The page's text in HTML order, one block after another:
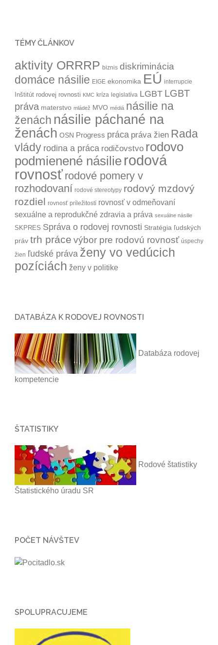
TÉMY ČLÁNKOV
aktivity ORRRP biznis diskriminácia
domáce násilie EIGE ekonomika EÚ interrupcie
Inštitút rodovej rovnosti KMC kríza legislatíva LGBT LGBT
práva materstvo mládež MVO médiá násilie na
ženách násilie páchané na
ženách OSN Progress práca práva žien Rada
vlády rodina a práca rodičovstvo rodovo
podmienené násilie rodová
rovnosť rodové pomery v
rozhodovaní rodové stereotypy rodový mzdový
rozdiel rovnosť príležitostí rovnosť v odmeňovaní
sexuálne a reprodukčné zdravia a práva sexuálne násilie
SKPRES Správa o rodovej rovnosti Stratégia ľudských
práv trh práce výbor pre rodovú rovnosť úspechy
žien ľudské práva ženy vo vedúcich
pozíciách ženy v politike
DATABÁZA K RODOVEJ ROVNOSTI
Databáza rodovej
kompetencie
ŠTATISTIKY
Rodové štatistiky
Štatistického úradu SR
POČET NÁVŠTEV
SPOLUPRACUJEME